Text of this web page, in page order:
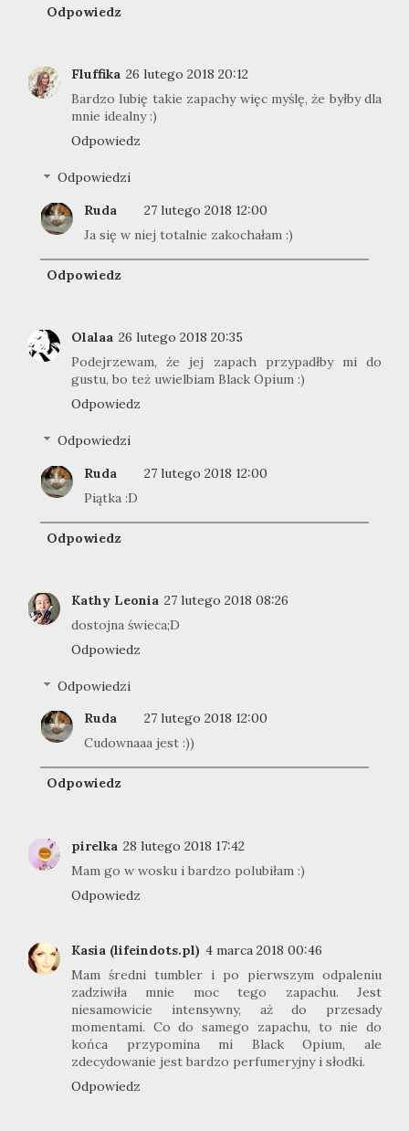
Odpowiedz
Fluffika 26 lutego 2018 20:12
Bardzo lubię takie zapachy więc myślę, że byłby dla
mnie idealny :)
Odpowiedz
Odpowiedzi
Ruda
27 lutego 2018 12:00
Ja się w niej totalnie zakochałam :)
Odpowiedz
Olalaa 26 lutego 2018 20:35
Podejrzewam, że jej zapach przypadłby mi do
gustu, bo też uwielbiam Black Opium :)
Odpowiedz
Odpowiedzi
Ruda
27 lutego 2018 12:00
Piątka :D
Odpowiedz
Kathy Leonia 27 lutego 2018 08:26
dostojna świeca;D
Odpowiedz
Odpowiedzi
Ruda
27 lutego 2018 12:00
Cudownaaa jest :))
Odpowiedz
pirelka 28 lutego 2018 17:42
Mam go w wosku i bardzo polubiłam :)
Odpowiedz
Kasia (lifeindots.pl) 4 marca 2018 00:46
Mam średni tumbler i po pierwszym odpaleniu
zadziwiła mnie moc tego zapachu. Jest
niesamowicie intensywny, aż do przesady
momentami. Co do samego zapachu, to nie do
końca przypomina mi Black Opium, ale
zdecydowanie jest bardzo perfumeryjny i słodki.
Odpowiedz